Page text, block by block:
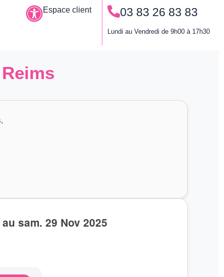
permis à pointsEspace client 03 83 26 83 83
Lundi au Vendredi de 9h00 à 17h30
sam. 29 Nov 2025